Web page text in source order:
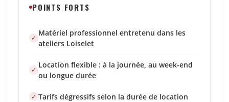
POINTS FORTS
Matériel professionnel entretenu dans les
ateliers Loiselet
Location flexible : à la journée, au week-end
ou longue durée
Tarifs dégressifs selon la durée de location